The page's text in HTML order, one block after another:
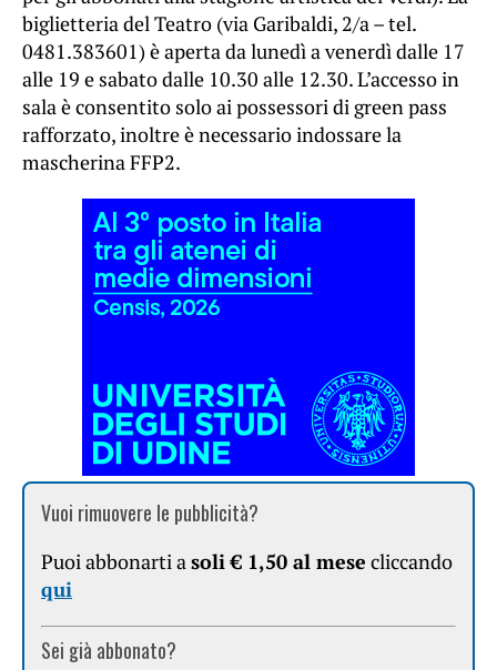
biglietteria del Teatro (via Garibaldi, 2/a – tel.
0481.383601) è aperta da lunedì a venerdì dalle 17
alle 19 e sabato dalle 10.30 alle 12.30. L’accesso in
sala è consentito solo ai possessori di green pass
rafforzato, inoltre è necessario indossare la
mascherina FFP2.
Vuoi rimuovere le pubblicità?
Puoi abbonarti asoli € 1,50 al mese cliccando
qui
Sei già abbonato?